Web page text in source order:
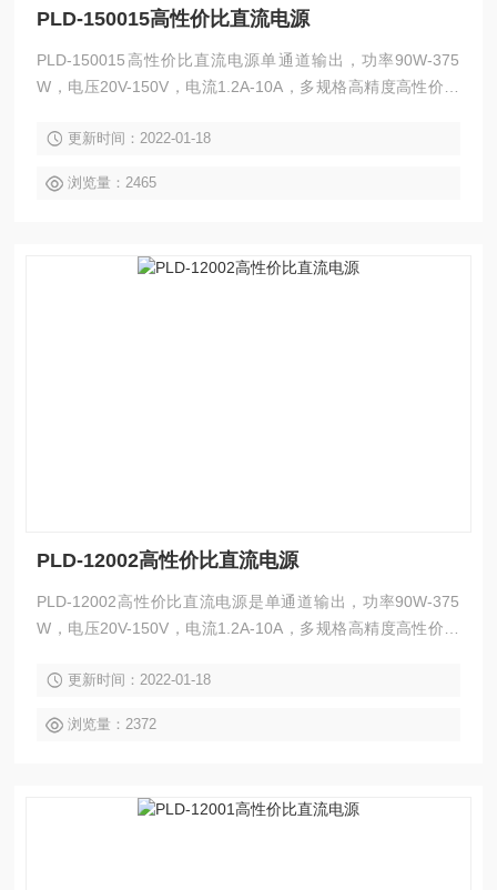
PLD-150015高性价比直流电源
PLD-150015高性价比直流电源单通道输出，功率90W-375
W，电压20V-150V，电流1.2A-10A，多规格高精度高性价比
过温度保护，可保持电源和负载在不稳定环境下的工作安全。
内部连续或者动态负载，适用于像电流突波这样的应用环境，
更新时间：2022-01-18
浏览量：2465
PLD-12002高性价比直流电源
PLD-12002高性价比直流电源是单通道输出，功率90W-375
W，电压20V-150V，电流1.2A-10A，多规格高精度高性价比
过温度保护，可保持电源和负载在不稳定环境下的工作安全。
内部连续或者动态负载，适用于像电流突波这样的应用环境，
更新时间：2022-01-18
浏览量：2372